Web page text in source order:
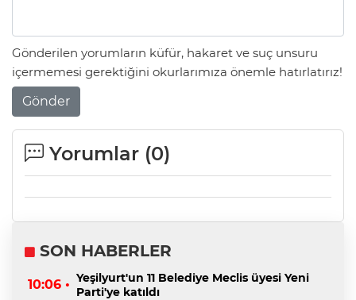
Gönderilen yorumların küfür, hakaret ve suç unsuru
içermemesi gerektiğini okurlarımıza önemle hatırlatırız!
Gönder
Yorumlar (0)
SON HABERLER
10:06 • Yeşilyurt'un 11 Belediye Meclis üyesi Yeni
Parti'ye katıldı